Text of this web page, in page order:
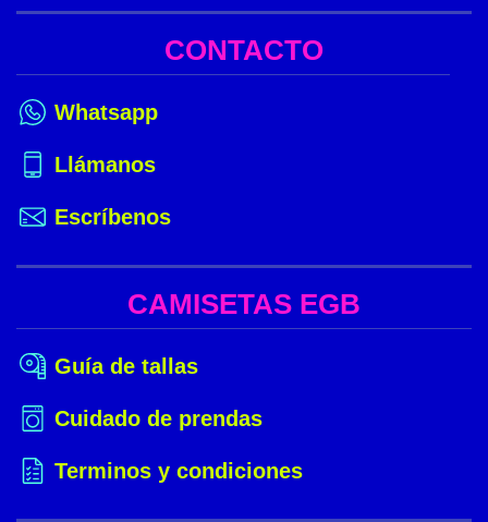
CONTACTO
Whatsapp
Llámanos
Escríbenos
CAMISETAS EGB
Guía de tallas
Cuidado de prendas
Terminos y condiciones